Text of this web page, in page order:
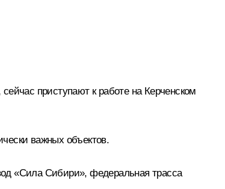
приступают к работе на Керченском
важных объектов.
«Сила Сибири», федеральная трасса